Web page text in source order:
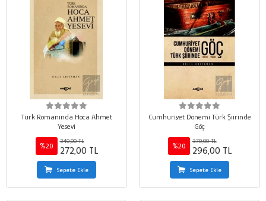
Türk Romanında Hoca Ahmet
Yesevi
%20
340,00 TL
272,00 TL
Sepete Ekle
Cumhuriyet Dönemi Türk Şiirinde
Göç
%20
370,00 TL
296,00 TL
Sepete Ekle